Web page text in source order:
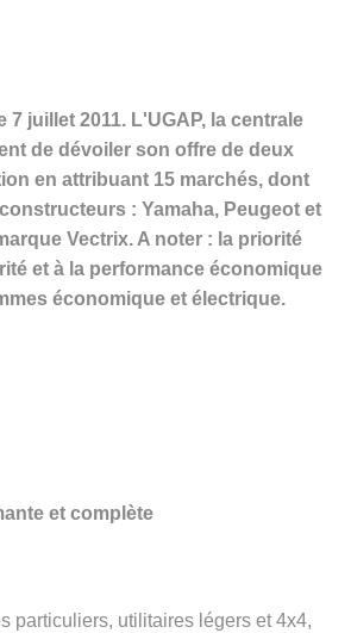
7 juillet 2011. L'UGAP, la centrale
de dévoiler son offre de deux
en attribuant 15 marchés, dont
: Yamaha, Peugeot et
Vectrix. A noter : la priorité
et à la performance économique
économique et électrique.
et complète
particuliers, utilitaires légers et 4x4,